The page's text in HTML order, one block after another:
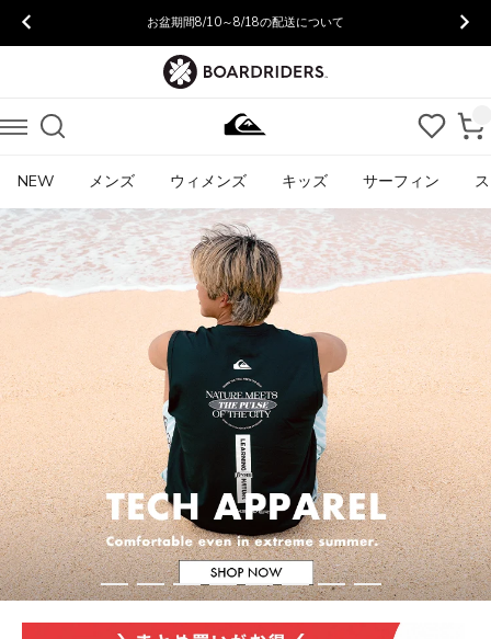
お盆期間8/10～8/18の配送について
NEW メンズ ウィメンズ キッズ サーフィン
【Quiksilver】
ク
イ
シ
ル
バ
ー
公
式
オ
ン